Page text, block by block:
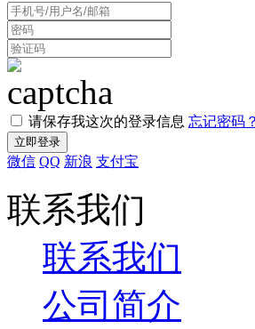
请保存我这次的登录信息 忘记密码？
微信 QQ 新浪 支付宝
联系我们
联系我们
公司简介